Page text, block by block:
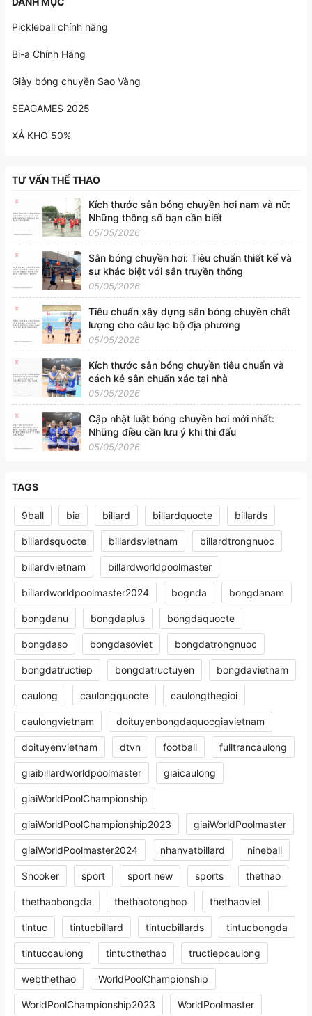
Pickleball chính hãng
Bi-a Chính Hãng
Giày bóng chuyền Sao Vàng
SEAGAMES 2025
XẢ KHO 50%
TƯ VẤN THỂ THAO
Kích thước sân bóng chuyền hơi nam và nữ:
Những thông số bạn cần biết
05/05/2026
Sân bóng chuyền hơi: Tiêu chuẩn thiết kế và
sự khác biệt với sân truyền thống
05/05/2026
Tiêu chuẩn xây dựng sân bóng chuyền chất
lượng cho câu lạc bộ địa phương
05/05/2026
Kích thước sân bóng chuyền tiêu chuẩn và
cách kẻ sân chuẩn xác tại nhà
05/05/2026
Cập nhật luật bóng chuyền hơi mới nhất:
Những điều cần lưu ý khi thi đấu
05/05/2026
TAGS
9ball bia billard billardquocte billards
billardsquocte billardsvietnam billardtrongnuoc
billardvietnam billardworldpoolmaster
billardworldpoolmaster2024 bognda bongdanam
bongdanu bongdaplus bongdaquocte
bongdaso bongdasoviet bongdatrongnuoc
bongdatructiep bongdatructuyen bongdavietnam
caulong caulongquocte caulongthegioi
caulongvietnam doituyenbongdaquocgiavietnam
doituyenvietnam dtvn football fulltrancaulong
giaibillardworldpoolmaster giaicaulong
giaiWorldPoolChampionship
giaiWorldPoolChampionship2023 giaiWorldPoolmaster
giaiWorldPoolmaster2024 nhanvatbillard nineball
Snooker sport sport new sports thethao
thethaobongda thethaotonghop thethaoviet
tintuc tintucbillard tintucbillards tintucbongda
tintuccaulong tintucthethao tructiepcaulong
webthethao WorldPoolChampionship
WorldPoolChampionship2023 WorldPoolmaster